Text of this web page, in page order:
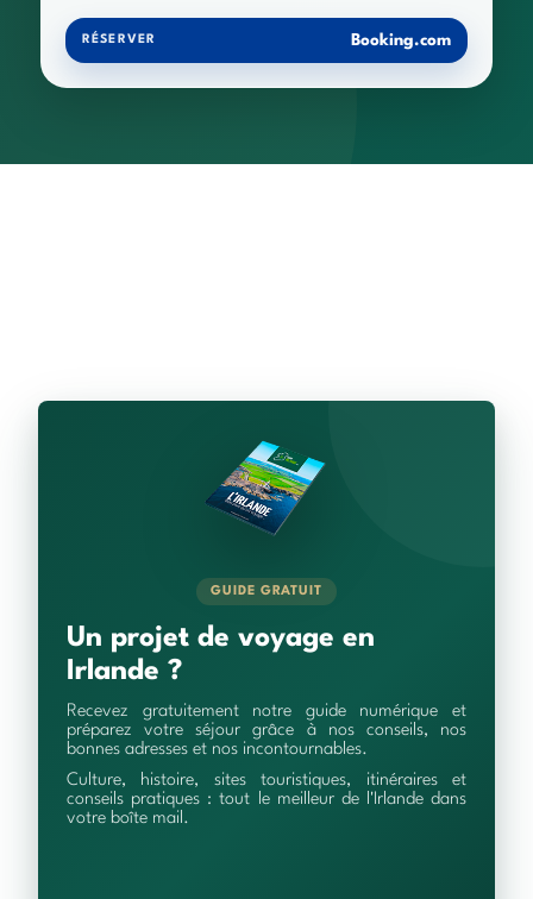
RÉSERVER Booking.com
GUIDE GRATUIT
Un projet de voyage en
Irlande ?
Recevez gratuitement notre guide numérique et
préparez votre séjour grâce à nos conseils, nos
bonnes adresses et nos incontournables.
Culture, histoire, sites touristiques, itinéraires et
conseils pratiques : tout le meilleur de l'Irlande dans
votre boîte mail.